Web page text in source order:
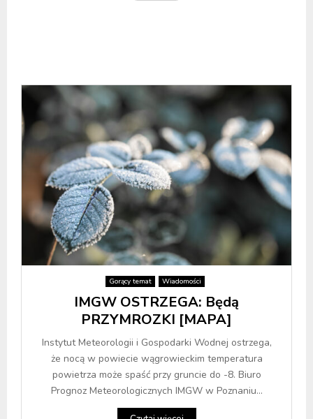
Gorący temat Wiadomości
IMGW OSTRZEGA: Będą
PRZYMROZKI [MAPA]
Instytut Meteorologii i Gospodarki Wodnej ostrzega,
że nocą w powiecie wągrowieckim temperatura
powietrza może spaść przy gruncie do -8. Biuro
Prognoz Meteorologicznych IMGW w Poznaniu...